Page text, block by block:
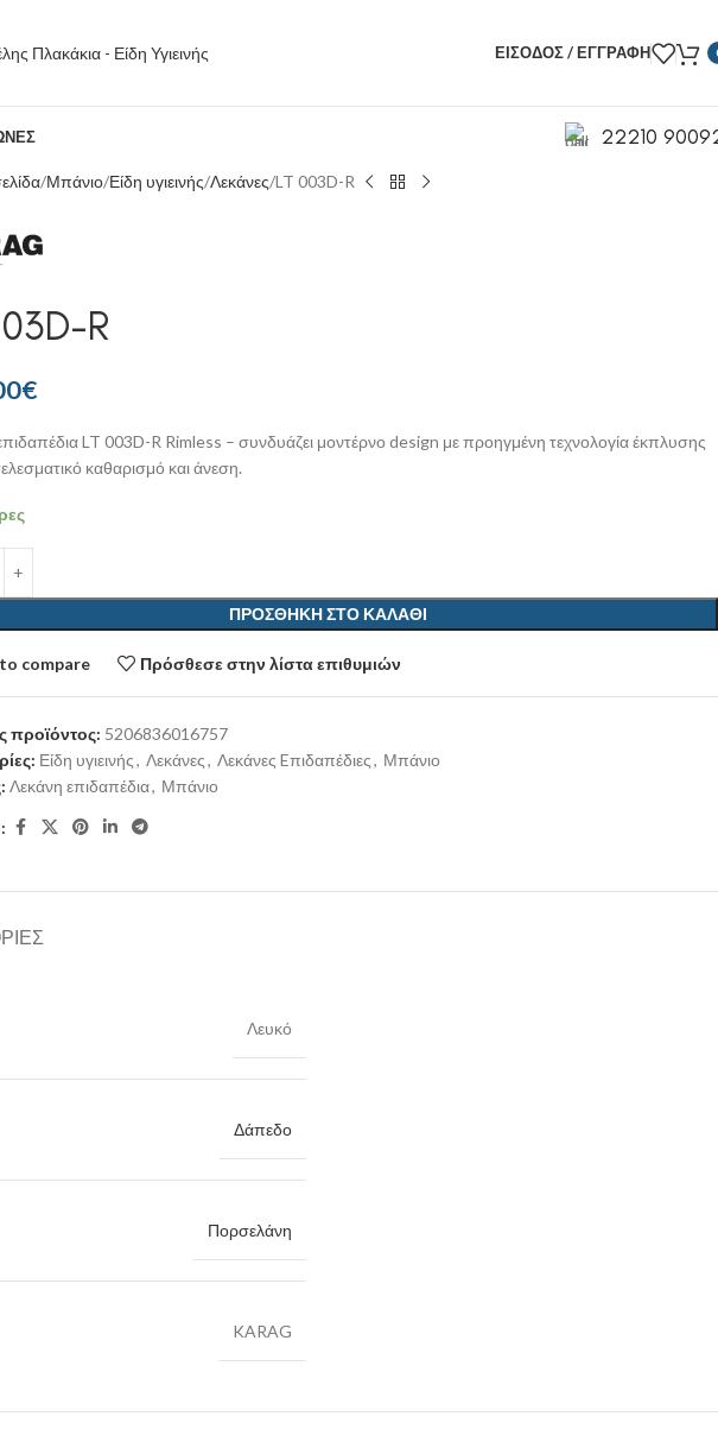
ΕΊΣΟΔΟΣ / ΕΓΓΡΑΦΉ
22210
Μπάνιο Είδη υγιεινής Λεκάνες LT 003D-R
R
€
LT 003D-R Rimless – συνδυάζει μοντέρνο design με προηγμένη τεχνολογία έκπλυσης
καθαρισμό και άνεση.
ΠΡΟΣΘΉΚΗ ΣΤΟ ΚΑΛΆΘΙ
compare Πρόσθεσε στην λίστα επιθυμιών
προϊόντος: 5206836016757
Είδη υγιεινής, Λεκάνες, Λεκάνες Eπιδαπέδιες, Μπάνιο
Λεκάνη επιδαπέδια, Μπάνιο
Λευκό
Δάπεδο
Πορσελάνη
KARAG